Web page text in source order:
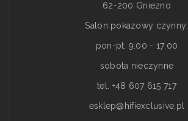
62-200 Gniezno
Salon pokazowy czynny:
pon-pt: 9:00 - 17:00
sobota nieczynne
tel. +48 607 615 717
esklep@hifiexclusive.pl